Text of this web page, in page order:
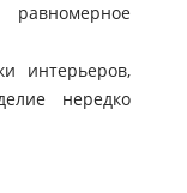
интерьеров,
нередко